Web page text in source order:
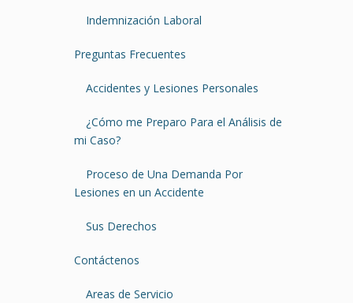
Indemnización Laboral
Preguntas Frecuentes
Accidentes y Lesiones Personales
¿Cómo me Preparo Para el Análisis de
mi Caso?
Proceso de Una Demanda Por
Lesiones en un Accidente
Sus Derechos
Contáctenos
Areas de Servicio